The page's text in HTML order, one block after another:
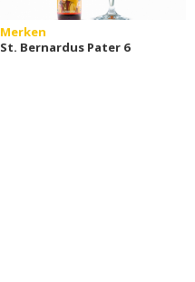
Merken
St. Bernardus Pater 6